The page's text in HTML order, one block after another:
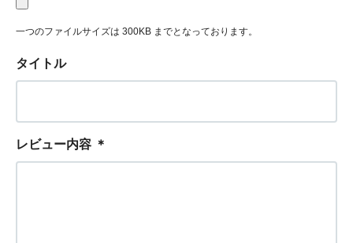
一つのファイルサイズは 300KB までとなっております。
タイトル
レビュー内容 ＊